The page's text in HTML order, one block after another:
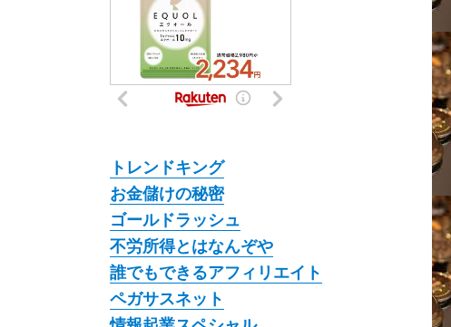
トレンドキング
お金儲けの秘密
ゴールドラッシュ
不労所得とはなんぞや
誰でもできるアフィリエイト
ペガサスネット